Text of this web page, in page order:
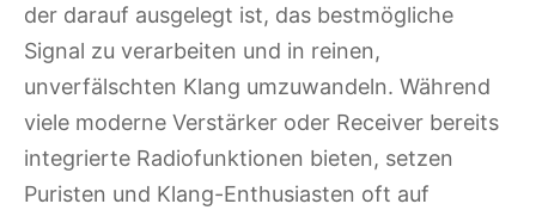
der darauf ausgelegt ist, das bestmögliche
Signal zu verarbeiten und in reinen,
unverfälschten Klang umzuwandeln. Während
viele moderne Verstärker oder Receiver bereits
integrierte Radiofunktionen bieten, setzen
Puristen und Klang-Enthusiasten oft auf